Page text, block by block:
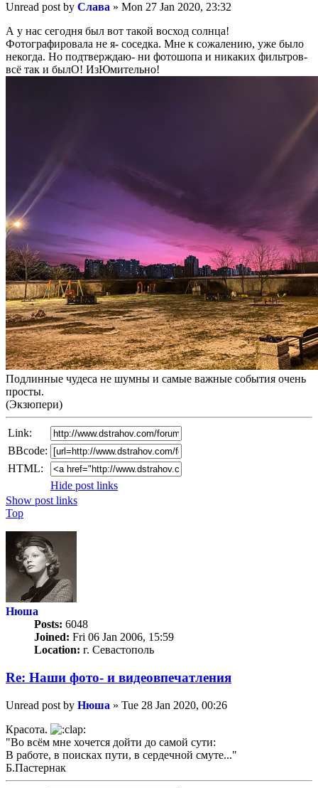
Unread post by Слава » Mon 27 Jan 2020, 23:32
А у нас сегодня был вот такой восход солнца!
Фотографировала не я- соседка. Мне к сожалению, уже было
некогда. Но подтверждаю- ни фотошопа и никаких фильтров-
всё так и былО! ИзЮмительно!
Подлинные чудеса не шумны и самые важные события очень
просты.
(Экзюпери)
Link:
BBcode:
HTML:
Hide post links
Show post links
Top
Нюша
Posts: 6048
Joined: Fri 06 Jan 2006, 15:59
Location: г. Севастополь
Re: Наши фото- и видеовпечатления
Unread post by Нюша » Tue 28 Jan 2020, 00:26
Красота.
"Во всём мне хочется дойти до самой сути:
В работе, в поисках пути, в сердечной смуте..."
Б.Пастернак